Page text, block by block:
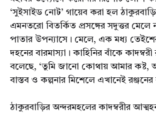
‘সুইসাইড নোট’ গায়েব করা হল
এমনতরো বিতর্কিত প্রসঙ্গের সদুত্তর মেলে
পাতার উপন্যাসে। মেলে, এক মধ্য
দহনের বারমাস্যা। কাহিনির বাঁকে
বলেছে, ‘তুমি জানো কোথায় আমার কষ্ট,
বাস্তব ও কল্পনার মিশেলে এখানেই
ঠাকুরবাড়ির অন্দরমহলের কাদম্বরীর